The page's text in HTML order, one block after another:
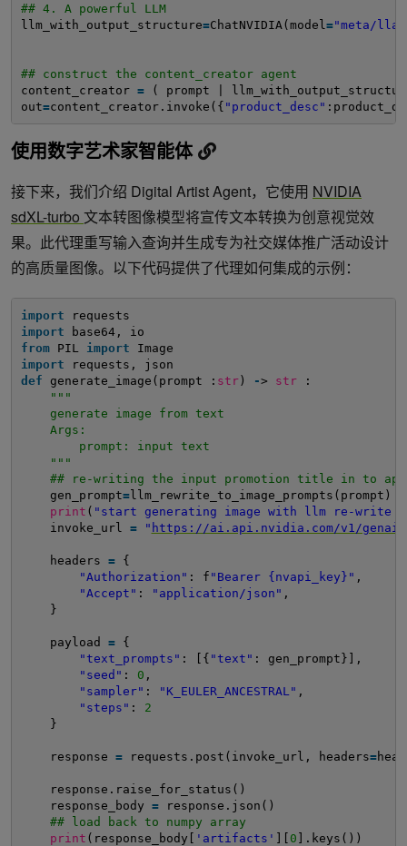
## 4. A powerful LLM
llm_with_output_structure=ChatNVIDIA(model ="meta/
## construct the content_creator agent
content_creator =
( prompt |
out=content_creator.invoke({ "product_desc"
使用数字艺术家智能体
接下来，我们介绍 Digital Artist Agent，它使用 NVIDIA
sdXL-turbo 文本转图像模型将宣传文本转换为创意视觉效
果。此代理重写输入查询并生成专为社交媒体推广活动设计
的高质量图像。以下代码提供了代理如何集成的示例：
import
requests
import
base64, io
from
PIL import
Image
import
requests, json
def
generate_image(prompt : str) -> str
:
"""
generate image from text
Args:
prompt: input text
"""
## re-writing the input promotion title in to
gen_prompt=llm_rewrite_to_image_prompts(prompt)
print ( "start generating image with llm re-write
invoke_url = " https://ai.api.nvidia.com/v1/
headers =
{
"Authorization" : f "Bearer {nvapi_key}" ,
"Accept" : "application/json" ,
}
payload =
{
"text_prompts" : [{ "text" : gen_prompt}],
"seed" : 0 ,
"sampler" : "K_EULER_ANCESTRAL" ,
"steps" : 2
}
response = requests.post(invoke_url, headers=
response.raise_for_status()
response_body =
response.json()
## load back to numpy array
print (response_body[ 'artifacts' ][ 0 ].keys())